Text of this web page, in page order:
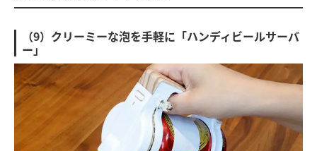
（9）クリーミーな泡を手軽に「ハンディビールサーバ
ー」